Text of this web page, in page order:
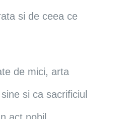
si de ceea ce
de mici, arta
si ca sacrificiul